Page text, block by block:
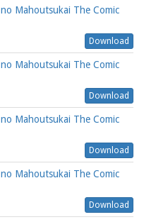
Mahoutsukai The Comic
Download
Mahoutsukai The Comic
Download
Mahoutsukai The Comic
Download
Mahoutsukai The Comic
Download